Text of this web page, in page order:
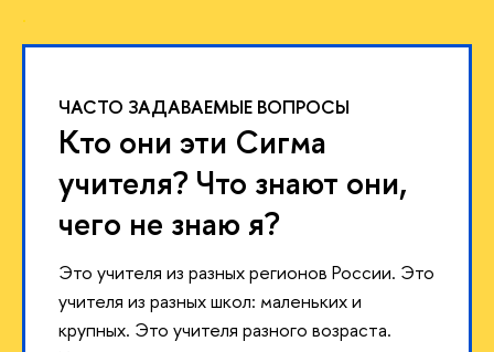
.
ЧАСТО ЗАДАВАЕМЫЕ ВОПРОСЫ
Кто они эти Сигма
учителя? Что знают они,
чего не знаю я?
Это учителя из разных регионов России. Это
учителя из разных школ: маленьких и
крупных. Это учителя разного возраста.